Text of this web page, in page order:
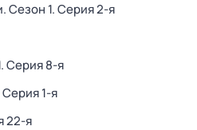
. Сезон 1. Серия 2-я
. Серия 8-я
Серия 1-я
22-я